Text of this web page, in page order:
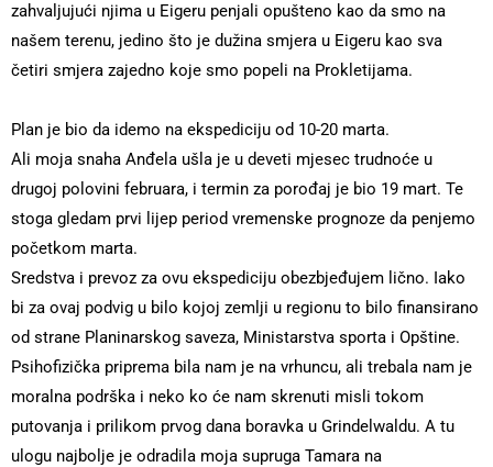
zahvaljujući njima u Eigeru penjali opušteno kao da smo na
našem terenu, jedino što je dužina smjera u Eigeru kao sva
četiri smjera zajedno koje smo popeli na Prokletijama.
Plan je bio da idemo na ekspediciju od 10-20 marta.
Ali moja snaha Anđela ušla je u deveti mjesec trudnoće u
drugoj polovini februara, i termin za porođaj je bio 19 mart. Te
stoga gledam prvi lijep period vremenske prognoze da penjemo
početkom marta.
Sredstva i prevoz za ovu ekspediciju obezbjeđujem lično. Iako
bi za ovaj podvig u bilo kojoj zemlji u regionu to bilo finansirano
od strane Planinarskog saveza, Ministarstva sporta i Opštine.
Psihofizička priprema bila nam je na vrhuncu, ali trebala nam je
moralna podrška i neko ko će nam skrenuti misli tokom
putovanja i prilikom prvog dana boravka u Grindelwaldu. A tu
ulogu najbolje je odradila moja supruga Tamara na